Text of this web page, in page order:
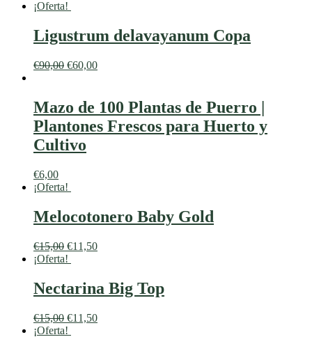
¡Oferta!
Ligustrum delavayanum Copa
€90,00 €60,00
Mazo de 100 Plantas de Puerro |
Plantones Frescos para Huerto y
Cultivo
€6,00
¡Oferta!
Melocotonero Baby Gold
€15,00 €11,50
¡Oferta!
Nectarina Big Top
€15,00 €11,50
¡Oferta!